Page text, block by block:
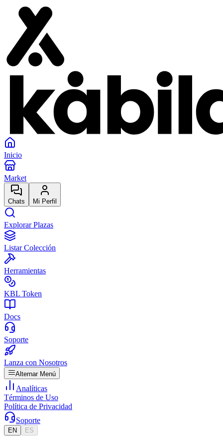
Inicio
Market
Chats Mi Perfil
Explorar Plazas
Listar Colección
Herramientas
KBL Token
Docs
Soporte
Lanza con Nosotros
Alternar Menú
Analíticas
Términos de Uso
Política de Privacidad
Soporte
EN ES